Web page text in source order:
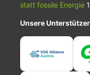
statt fossile Energie
Unsere